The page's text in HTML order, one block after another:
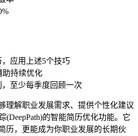
应用上述5个技巧
持续优化
至少每季度回顾一次
理解职业发展需求、提供个性化建议
(DeepPath)的智能简历优化功能。它
历，更能成为你职业发展的长期伙